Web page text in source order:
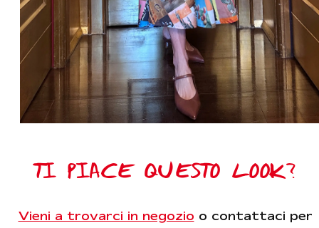
TI PIACE QUESTO LOOK?
Vieni a trovarci in negozio o contattaci per